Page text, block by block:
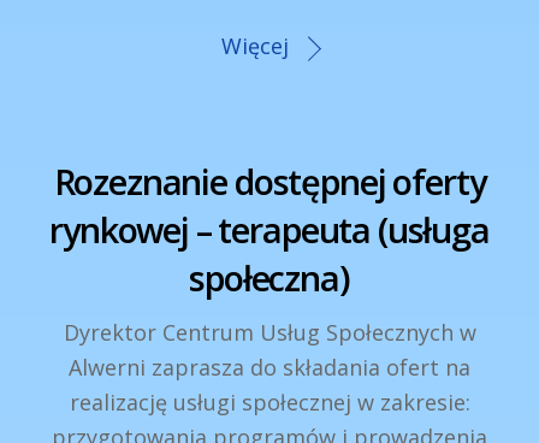
Więcej
Rozeznanie dostępnej oferty
rynkowej – terapeuta (usługa
społeczna)
Dyrektor Centrum Usług Społecznych w
Alwerni zaprasza do składania ofert na
realizację usługi społecznej w zakresie:
przygotowania programów i prowadzenia